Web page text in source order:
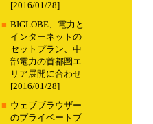
[2016/01/28]
■ BIGLOBE、電力と
インターネットの
セットプラン、中
部電力の首都圏エ
リア展開に合わせ
[2016/01/28]
■ ウェブブラウザー
のプライベートブ